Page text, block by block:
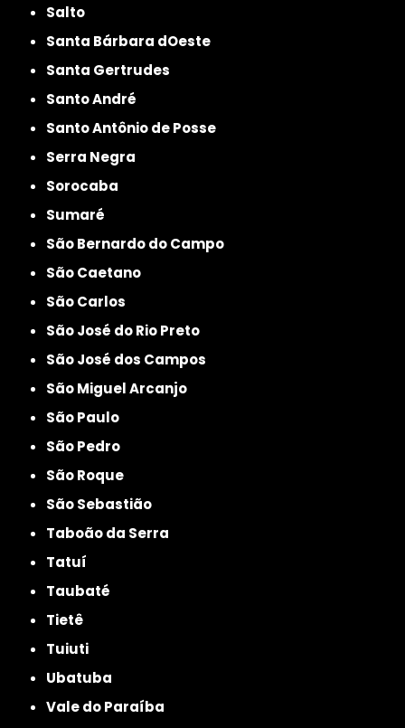
Salto
Santa Bárbara dOeste
Santa Gertrudes
Santo André
Santo Antônio de Posse
Serra Negra
Sorocaba
Sumaré
São Bernardo do Campo
São Caetano
São Carlos
São José do Rio Preto
São José dos Campos
São Miguel Arcanjo
São Paulo
São Pedro
São Roque
São Sebastião
Taboão da Serra
Tatuí
Taubaté
Tietê
Tuiuti
Ubatuba
Vale do Paraíba